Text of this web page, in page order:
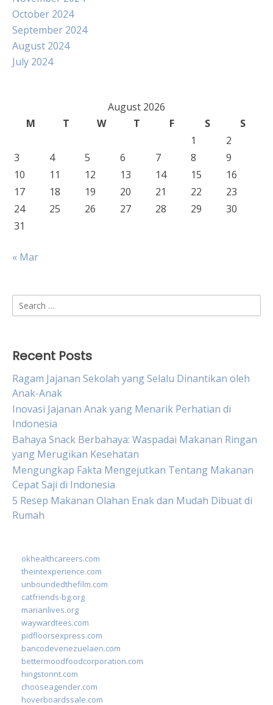
October 2024
September 2024
August 2024
July 2024
August 2026
M
T W T F S
S
1
2
3
4 5 6 7 8
9
10
11 12 13 14 15
16
17
18 19 20 21 22
23
24
25 26 27 28 29
30
31
« Mar
Search
for:
Recent Posts
Ragam Jajanan Sekolah yang Selalu Dinantikan oleh
Anak-Anak
Inovasi Jajanan Anak yang Menarik Perhatian di
Indonesia
Bahaya Snack Berbahaya: Waspadai Makanan Ringan
yang Merugikan Kesehatan
Mengungkap Fakta Mengejutkan Tentang Makanan
Cepat Saji di Indonesia
5 Resep Makanan Olahan Enak dan Mudah Dibuat di
Rumah
okhealthcareers.com
theintexperience.com
unboundedthefilm.com
catfriends-bg.org
marianlives.org
waywardtees.com
pidfloorsexpress.com
bancodevenezuelaen.com
bettermoodfoodcorporation.com
hingstonnt.com
chooseagender.com
hoverboardssale.com